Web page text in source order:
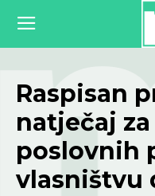
Raspisan
natječaj
poslovnih
vlasništvu